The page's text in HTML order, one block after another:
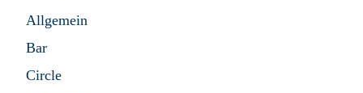
Allgemein
Bar
Circle